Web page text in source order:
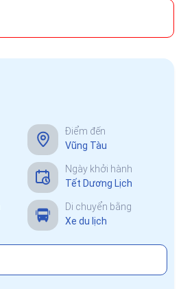
Điểm đến
Vũng Tàu
Ngày khởi hành
Tết Dương Lịch
Di chuyển bằng
Xe du lịch